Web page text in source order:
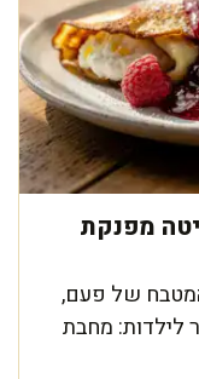
מפנקת
של פעם,
לילדות: מחבת